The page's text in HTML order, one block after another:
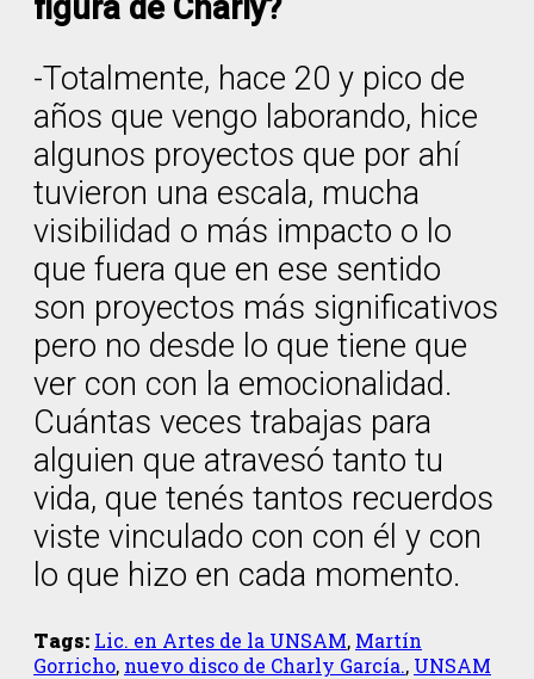
figura de Charly?
-Totalmente, hace 20 y pico de
años que vengo laborando, hice
algunos proyectos que por ahí
tuvieron una escala, mucha
visibilidad o más impacto o lo
que fuera que en ese sentido
son proyectos más significativos
pero no desde lo que tiene que
ver con con la emocionalidad.
Cuántas veces trabajas para
alguien que atravesó tanto tu
vida, que tenés tantos recuerdos
viste vinculado con con él y con
lo que hizo en cada momento.
Tags: Lic. en Artes de la UNSAM, Martín
Gorricho, nuevo disco de Charly García., UNSAM